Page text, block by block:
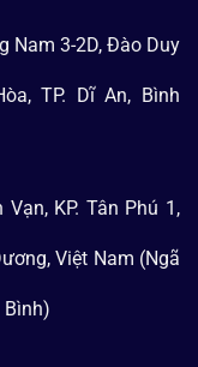
Nam 3-2D, Đào Duy
TP. Dĩ An, Bình
KP. Tân Phú 1,
Việt Nam (Ngã
Bình)